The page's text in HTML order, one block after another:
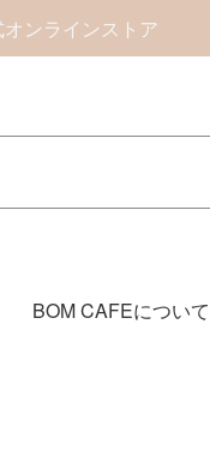
ンラインストア
BOM CAFEについて